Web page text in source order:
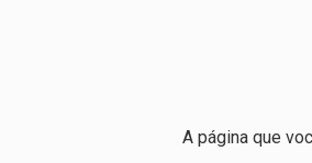
Dívida pública cresce por causa
Defesa Civil reconhece situação
A página que